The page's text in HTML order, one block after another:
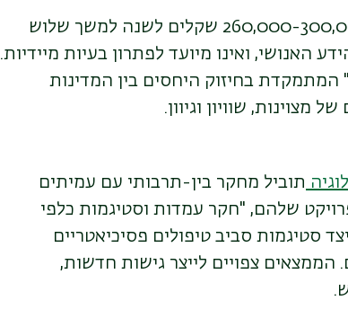
מענקים אלה, שהיקף כל אחד מהם נע בין 260,000-300,000 שקלים לשנה למשך שלוש
ואינו מיועד לפתרון בעיות מיידיות.
בחיזוק היחסים בין המדינות
שוויון וגיוון.
תוביל מחקר בין-תרבותי עם עמיתים
שלהם, "חקר עמדות וסטיגמות כלפי
סטיגמות סביב טיפולים פסיכיאטריים
צפויים לייצר גישות חדשות,